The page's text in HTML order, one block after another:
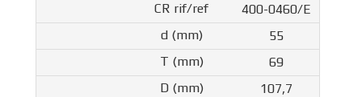
400-0460/E
55
69
107,7